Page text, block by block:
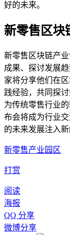
好的未来。
新零售区块
新零售区块链产
成果、探讨发展
家将分享他们在
践经验，共同探
为传统零售行业
布会将成为行业
的未来发展注入新
新零售产业园区
打赏
阅读
海报
QQ 分享
微博分享